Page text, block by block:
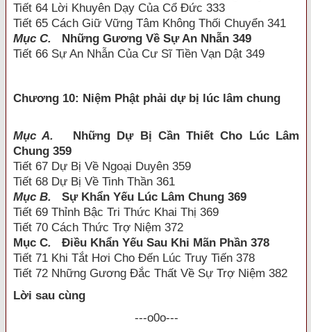
Tiết 64 Lời Khuyên Dạy Của Cổ Đức 333
Tiết 65 Cách Giữ Vững Tâm Không Thối Chuyển 341
Mục C. Những Gương Về Sự An Nhẫn 349
Tiết 66 Sự An Nhẫn Của Cư Sĩ Tiền Vạn Dật 349
Chương 10: Niệm Phật phải dự bị lúc lâm chung
Mục A. Những Dự Bị Cần Thiết Cho Lúc Lâm
Chung 359
Tiết 67 Dự Bị Về Ngoại Duyên 359
Tiết 68 Dự Bị Về Tinh Thần 361
Mục B. Sự Khẩn Yếu Lúc Lâm Chung 369
Tiết 69 Thỉnh Bậc Tri Thức Khai Thị 369
Tiết 70 Cách Thức Trợ Niệm 372
Mục C. Điều Khẩn Yếu Sau Khi Mãn Phần 378
Tiết 71 Khi Tắt Hơi Cho Đến Lúc Truy Tiến 378
Tiết 72 Những Gương Đắc Thất Về Sự Trợ Niệm 382
Lời sau cùng
---o0o---